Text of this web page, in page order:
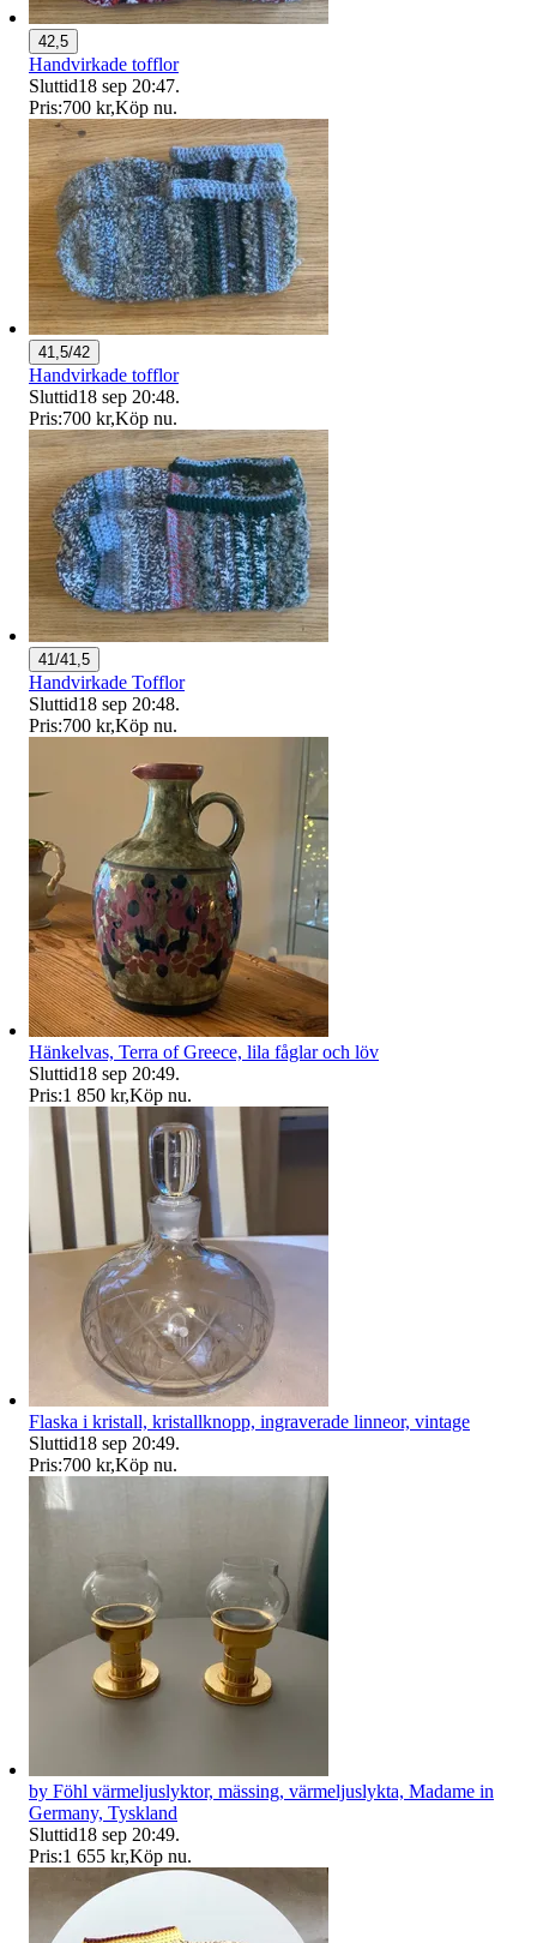
42,5
Handvirkade tofflor
Sluttid18 sep 20:47.
Pris:700 kr,Köp nu.
41,5/42
Handvirkade tofflor
Sluttid18 sep 20:48.
Pris:700 kr,Köp nu.
41/41,5
Handvirkade Tofflor
Sluttid18 sep 20:48.
Pris:700 kr,Köp nu.
Hänkelvas, Terra of Greece, lila fåglar och löv
Sluttid18 sep 20:49.
Pris:1 850 kr,Köp nu.
Flaska i kristall, kristallknopp, ingraverade linneor, vintage
Sluttid18 sep 20:49.
Pris:700 kr,Köp nu.
by Föhl värmeljuslyktor, mässing, värmeljuslykta, Madame in
Germany, Tyskland
Sluttid18 sep 20:49.
Pris:1 655 kr,Köp nu.